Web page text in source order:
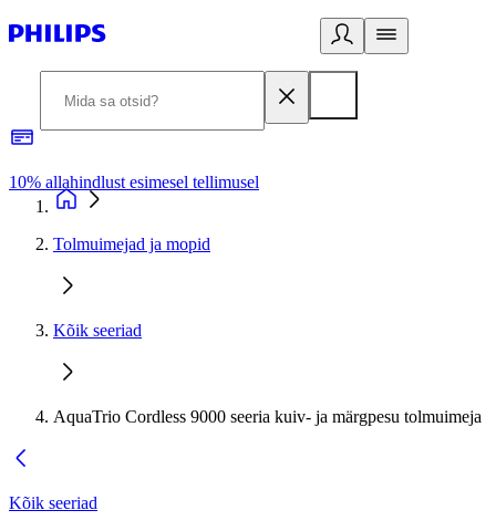
10% allahindlust esimesel tellimusel
Tolmuimejad ja mopid
Kõik seeriad
AquaTrio Cordless 9000 seeria kuiv- ja märgpesu tolmuimeja
Kõik seeriad